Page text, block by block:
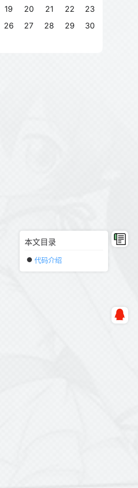
本文目录
代码介绍
19 20 21 22
23
26 27 28 29
30